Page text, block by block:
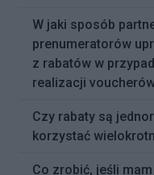
W jaki sposób
prenumeratorów
z rabatów w
realizacji
Czy rabaty są
korzystać
Co zrobić, jeśli